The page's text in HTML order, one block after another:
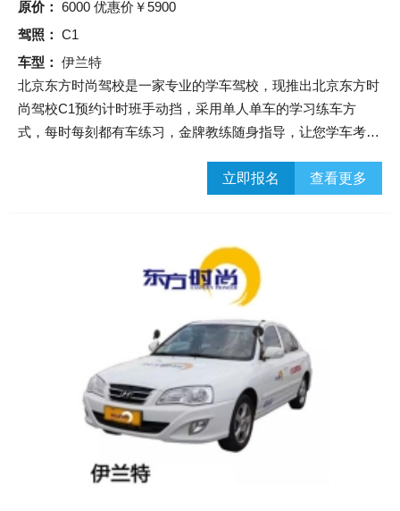
原价： 6000 优惠价￥5900
驾照： C1
车型： 伊兰特
北京东方时尚驾校是一家专业的学车驾校，现推出北京东方时
尚驾校C1预约计时班手动挡，采用单人单车的学习练车方
式，每时每刻都有车练习，金牌教练随身指导，让您学车考试
查看更多
立即报名